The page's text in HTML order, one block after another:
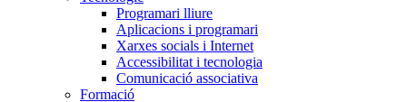
Programari lliure
Aplicacions i programari
Xarxes socials i Internet
Accessibilitat i tecnologia
Comunicació associativa
Formació